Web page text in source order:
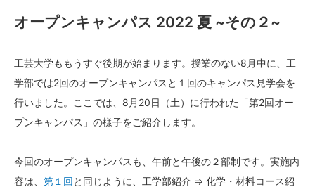
オープンキャンパス 2022 夏 ~その２~
工芸大学ももうすぐ後期が始まります。授業のない8月中に、工
学部では2回のオープンキャンパスと１回のキャンパス見学会を
行いました。ここでは、 8月20日（土）に行われた 「第2回オー
プンキャンパス」 の様子をご紹介します。
今回のオープンキャンパスも、午前と午後の２部制です。実施内
容は、 第１回と同じように、工学部紹介 ⇒ 化学・材料コース紹